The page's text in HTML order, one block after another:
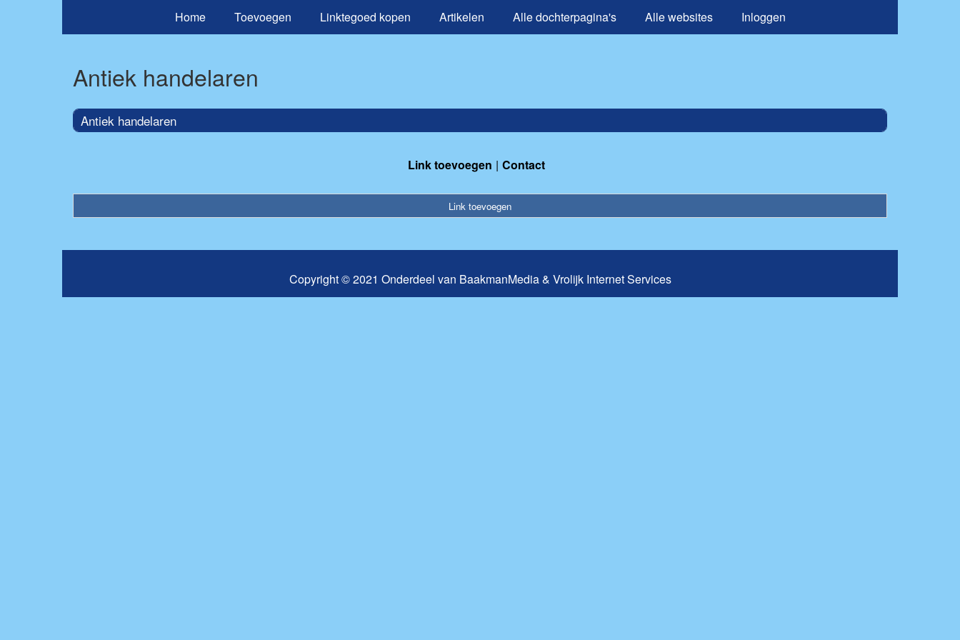
Home Toevoegen Linktegoed kopen Artikelen Alle dochterpagina's Alle websites Inloggen
Antiek handelaren
Antiek handelaren
Link toevoegen Contact
Link toevoegen
Copyright © 2021 Onderdeel van BaakmanMedia& Vrolijk Internet Services